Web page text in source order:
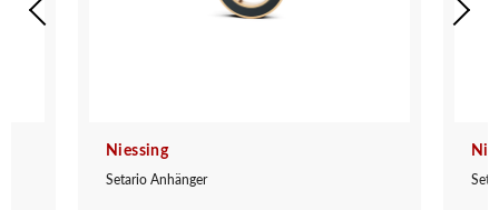
Niessing
Setario Anhänger